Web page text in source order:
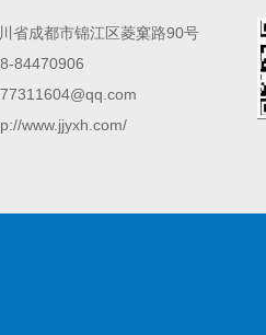
省成都市锦江区菱窠路90号
84470906
www.jjyxh.com/